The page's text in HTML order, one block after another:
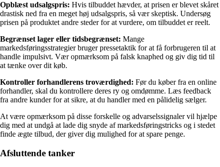
Opblæst udsalgspris: Hvis tilbuddet hævder, at prisen er blevet skåret
drastisk ned fra en meget høj udsalgspris, så vær skeptisk. Undersøg
prisen på produktet andre steder for at vurdere, om tilbuddet er reelt.
Begrænset lager eller tidsbegrænset: Mange
markedsføringsstrategier bruger pressetaktik for at få forbrugeren til at
handle impulsivt. Vær opmærksom på falsk knaphed og giv dig tid til
at tænke over dit køb.
Kontroller forhandlerens troværdighed: Før du køber fra en online
forhandler, skal du kontrollere deres ry og omdømme. Læs feedback
fra andre kunder for at sikre, at du handler med en pålidelig sælger.
At være opmærksom på disse forskelle og advarselssignaler vil hjælpe
dig med at undgå at lade dig snyde af markedsføringstricks og i stedet
finde ægte tilbud, der giver dig mulighed for at spare penge.
Afsluttende tanker